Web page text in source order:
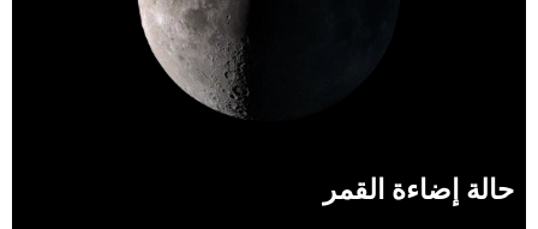
حالة إضاءة القمر